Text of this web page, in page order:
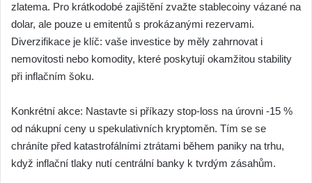
zlatema. Pro krátkodobé zajištění zvažte stablecoiny vázané na
dolar, ale pouze u emitentů s prokázanými rezervami.
Diverzifikace je klíč: vaše investice by měly zahrnovat i
nemovitosti nebo komodity, které poskytují okamžitou stability
při inflačním šoku.
Konkrétní akce: Nastavte si příkazy stop-loss na úrovni -15 %
od nákupní ceny u spekulativních kryptoměn. Tím se se
chráníte před katastrofálními ztrátami během paniky na trhu,
když inflační tlaky nutí centrální banky k tvrdým zásahům.